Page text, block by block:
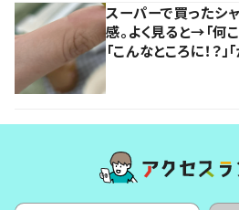
スーパーで買ったシ
感。よく見ると→「何
「こんなところに！？